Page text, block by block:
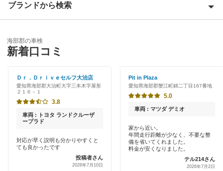
あま市
安城市
一宮市
稲沢市
犬山市
岩倉市
大府市
Award 受賞店
特典あり
新車初回割りあり
土日祝OK
ブランドから検索
「車検の速太郎」
JOYCAL（ジョイカル）
出光リテール車検
伊藤忠エネクス
宇佐美車検
海部郡の車検
新着口コミ
Ｄｒ．Ｄｒｉｖｅセルフ大治店
愛知県海部郡大治町大字三本木字屋形
２１６－１
3.8
車両 : トヨタ ランドクルーザ
ープラド
対応が早く説明も分かりやすくと
ても良かったです
投稿者さん
2026年7月10日
Pit in Plaza
愛知県海部郡蟹江町錦二丁目167番地
5.0
車両 : マツダ デミオ
家から近い。
年間走行距離が少なく、不要な整
備を省いてくれました。
料金が安くなりました。
テル214さん
2026年7月2日